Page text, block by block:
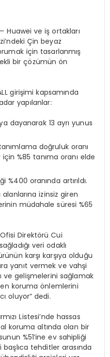
— Huawei ve iş ortakları
Çin beyaz
için tasarlanmış
bir çözümün ön
girişimi kapsamında
yapılanlar:
dayanarak 13 ayrı yunus
doğruluk oranı
%85 tanıma oranı elde
oranında artırıldı.
izinsiz giren
müdahale süresi %65
Direktörü Cui
veri odaklı
karşı karşıya olduğu
yanıt vermek ve vahşi
ve gelişmelerini sağlamak
koruma önlemlerini
oluyor” dedi.
Listesi’nde hassas
koruma altında olan bir
%51’ine ev sahipliği
tehditler arasında